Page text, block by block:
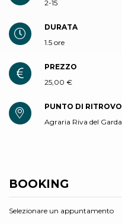
2-15
DURATA
1.5 ore
PREZZO
25,00 €
PUNTO DI RITROVO
Agraria Riva del Garda
BOOKING
Selezionare un appuntamento